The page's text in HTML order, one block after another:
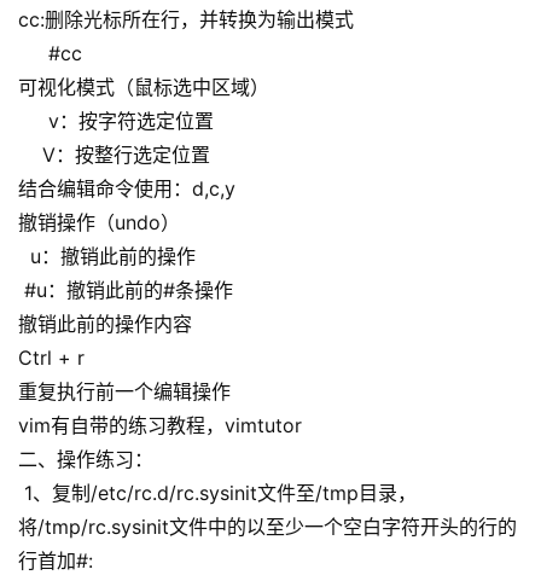
cc:删除光标所在行，并转换为输出模式
#cc
可视化模式（鼠标选中区域）
v：按字符选定位置
V：按整行选定位置
结合编辑命令使用：d,c,y
撤销操作（undo）
u：撤销此前的操作
#u：撤销此前的#条操作
撤销此前的操作内容
Ctrl + r
重复执行前一个编辑操作
vim有自带的练习教程，vimtutor
二、操作练习：
1、复制/etc/rc.d/rc.sysinit文件至/tmp目录，
将/tmp/rc.sysinit文件中的以至少一个空白字符开头的行的
行首加#: